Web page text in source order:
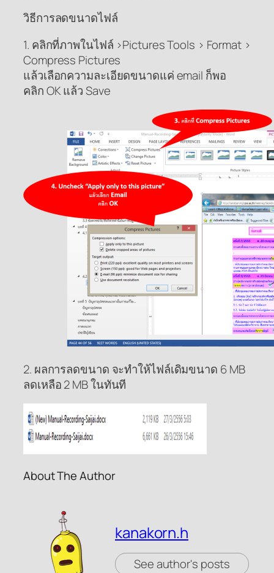
วิธีการลดขนาดไฟล์
1. คลิกที่ภาพในไฟล์ >Pictures Tools > Format >
Compress Pictures
แล้วเลือกความละเอียดขนาดแค่ email ก็พอ
คลิก OK แล้ว Save
2. ผลการลดขนาด จะทำให้ไฟล์เดิมขนาด 6 MB
ลดเหลือ 2 MB ในทันที
About The Author
kanakorn.h
See author's posts